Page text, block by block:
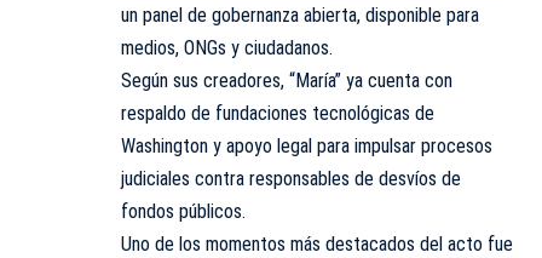
un panel de gobernanza abierta, disponible para
medios, ONGs y ciudadanos.
Según sus creadores, “María” ya cuenta con
respaldo de fundaciones tecnológicas de
Washington y apoyo legal para impulsar procesos
judiciales contra responsables de desvíos de
fondos públicos.
Uno de los momentos más destacados del acto fue